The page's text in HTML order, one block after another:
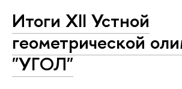
Итоги XII Устной
геометрической
"УГОЛ"